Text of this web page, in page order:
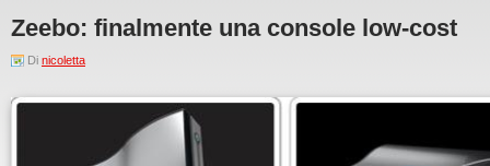
Zeebo: finalmente una console low-cost
Di nicoletta